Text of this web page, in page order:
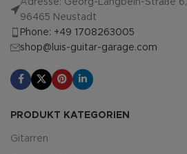
96465 Neustadt
Phone: +49 1708263005
shop@luis-guitar-garage.com
PRODUKT KATEGORIEN
Gitarren